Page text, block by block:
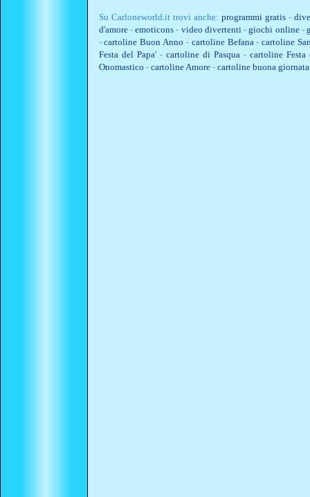
Su Carloneworld.ittrovi anche: programmi gratis-
d'amore-emoticons - video divertenti-giochi online-
-cartoline Buon Anno - cartoline Befana-cartoline
Festa del Papa'- cartoline di Pasqua- cartoline Festa
Onomastico - cartoline Amore- cartoline buona giornata